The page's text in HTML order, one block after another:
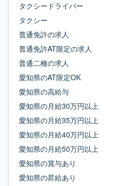
タクシードライバー
タクシー
普通免許の求人
普通免許AT限定の求人
普通二種の求人
愛知県のAT限定OK
愛知県の高給与
愛知県の月給30万円以上
愛知県の月給35万円以上
愛知県の月給40万円以上
愛知県の月給50万円以上
愛知県の賞与あり
愛知県の昇給あり